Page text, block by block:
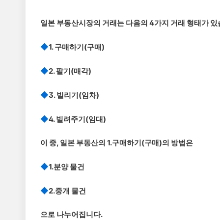
일본 부동산시장의 거래는 다음의 4가지 거래 형태가 있
◆1. 구매하기(구매)
◆2. 팔기(매각)
◆3. 빌리기(임차)
◆4. 빌려주기(임대)
이 중, 일본 부동산의 1.구매하기(구매)의 방법은
◆1.분양 물건
◆2.중개 물건
으로 나누어집니다.